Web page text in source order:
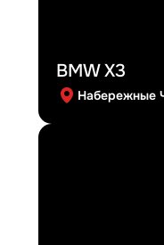
BMW X3
Набережные